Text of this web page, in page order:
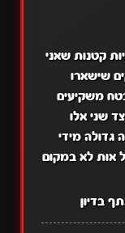
קטנות שאני
שישארו
משקיעים
שני אלו
גדולה מידי
אות לא במקום
בדיון